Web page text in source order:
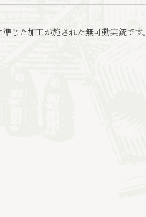
じた加工が施された無可動実銃です。